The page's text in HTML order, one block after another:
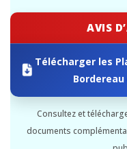
AVIS
Télécharger les
Bordereau
Consultez et
documents